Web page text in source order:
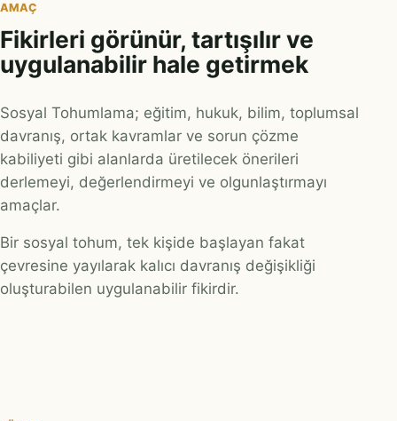
AMAÇ
Fikirleri görünür, tartışılır ve
uygulanabilir hale getirmek
Sosyal Tohumlama; eğitim, hukuk, bilim, toplumsal
davranış, ortak kavramlar ve sorun çözme
kabiliyeti gibi alanlarda üretilecek önerileri
derlemeyi, değerlendirmeyi ve olgunlaştırmayı
amaçlar.
Bir sosyal tohum, tek kişide başlayan fakat
çevresine yayılarak kalıcı davranış değişikliği
oluşturabilen uygulanabilir fikirdir.